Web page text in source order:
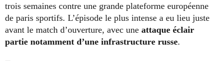
trois semaines contre une grande plateforme européenne
de paris sportifs. L’épisode le plus intense a eu lieu juste
avant le match d’ouverture, avec une attaque éclair
partie notamment d’une infrastructure russe.